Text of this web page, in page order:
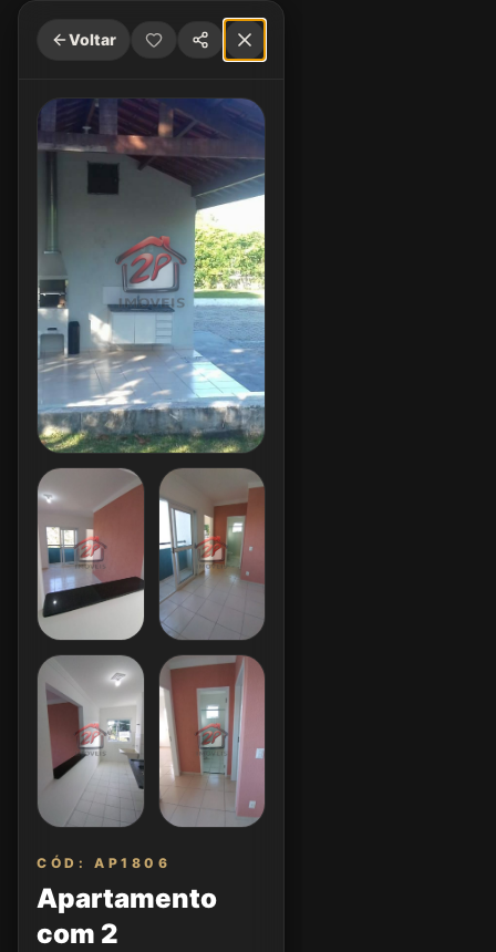
Voltar
CÓD: AP1806
Apartamento
com 2